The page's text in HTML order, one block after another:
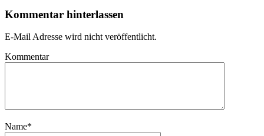
Kommentar hinterlassen
E-Mail Adresse wird nicht veröffentlicht.
Kommentar
Name*